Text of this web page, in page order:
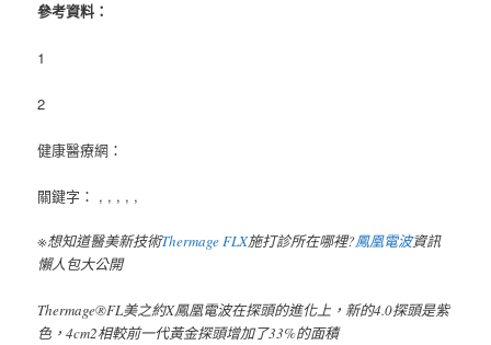
參考資料：
1
2
健康醫療網：
關鍵字： , , , , ,
※想知道醫美新技術Thermage FLX施打診所在哪裡?鳳凰電波資訊
懶人包大公開
Thermage®FL美之約X鳳凰電波在探頭的進化上，新的4.0探頭是紫
色，4cm2相較前一代黃金探頭增加了33%的面積